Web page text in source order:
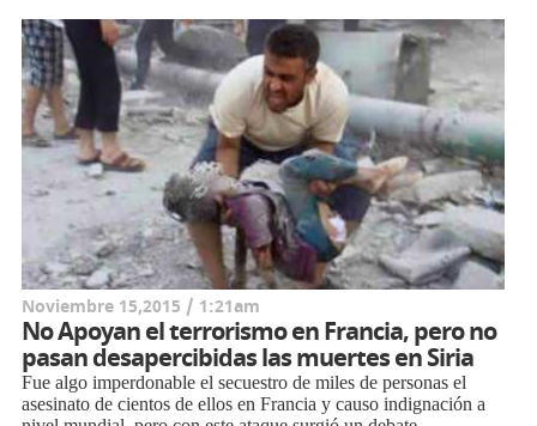
Noviembre 15,2015 / 1:21am
No Apoyan el terrorismo en Francia, pero no
pasan desapercibidas las muertes en Siria
Fue algo imperdonable el secuestro de miles de personas el
asesinato de cientos de ellos en Francia y causo indignación a